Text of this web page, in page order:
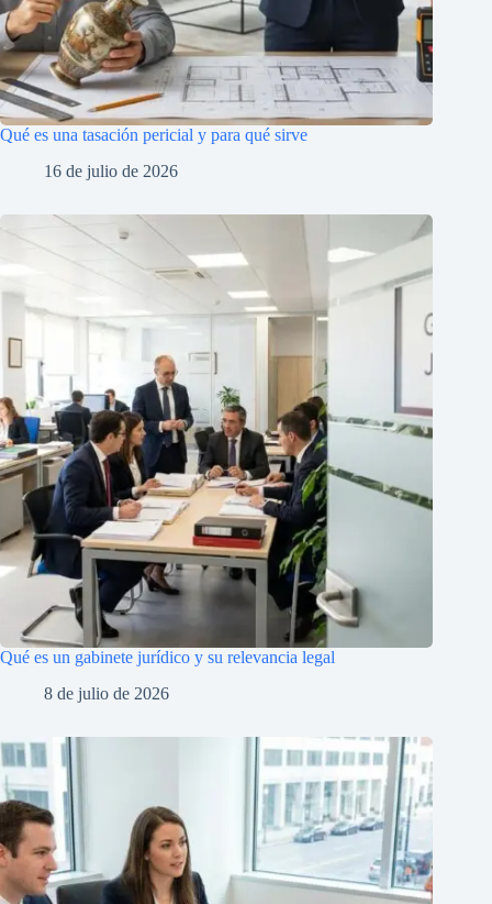
Qué es una tasación pericial y para qué sirve
16 de julio de 2026
Qué es un gabinete jurídico y su relevancia legal
8 de julio de 2026